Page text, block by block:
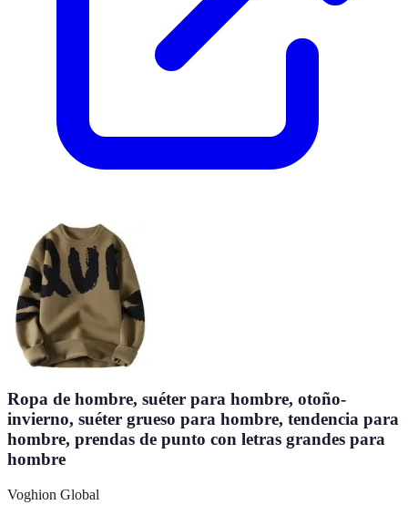
Ropa de hombre, suéter para hombre, otoño-
invierno, suéter grueso para hombre, tendencia para
hombre, prendas de punto con letras grandes para
hombre
Voghion Global